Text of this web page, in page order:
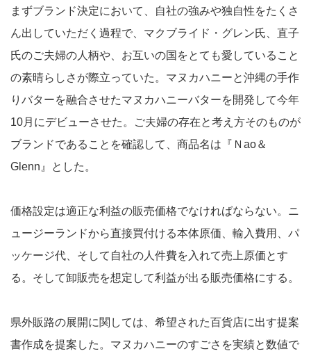
まずブランド決定において、自社の強みや独自性をたくさ
ん出していただく過程で、マクブライド・グレン氏、直子
氏のご夫婦の人柄や、お互いの国をとても愛していること
の素晴らしさが際立っていた。マヌカハニーと沖縄の手作
りバターを融合させたマヌカハニーバターを開発して今年
10月にデビューさせた。ご夫婦の存在と考え方そのものが
ブランドであることを確認して、商品名は『Ｎao＆
Glenn』とした。
価格設定は適正な利益の販売価格でなければならない。ニ
ュージーランドから直接買付ける本体原価、輸入費用、パ
ッケージ代、そして自社の人件費を入れて売上原価とす
る。そして卸販売を想定して利益が出る販売価格にする。
県外販路の展開に関しては、希望された百貨店に出す提案
書作成を提案した。マヌカハニーのすごさを実績と数値で